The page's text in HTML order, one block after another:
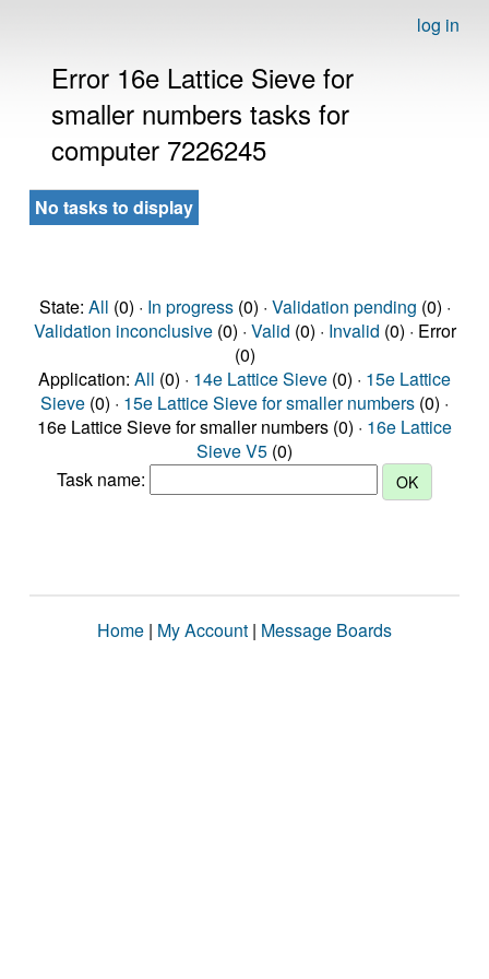
log in
Error 16e Lattice Sieve for
smaller numbers tasks for
computer 7226245
No tasks to display
State: All (0) · In progress(0) · Validation pending (0) ·
Validation inconclusive(0) · Valid (0) · Invalid (0) · Error
(0)
Application: All (0) · 14e Lattice Sieve (0) · 15e Lattice
Sieve (0) · 15e Lattice Sieve for smaller numbers (0) ·
16e Lattice Sieve for smaller numbers (0) · 16e Lattice
Sieve V5 (0)
Task name:
Home | My Account | Message Boards